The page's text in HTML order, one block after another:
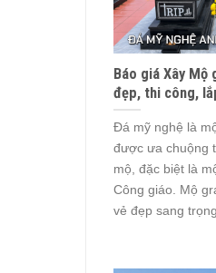
Báo giá Xây
đẹp, thi công,
Đá mỹ nghệ là
được ưa chuộng
mộ, đặc biệt là
Công giáo. Mộ
vẻ đẹp sang